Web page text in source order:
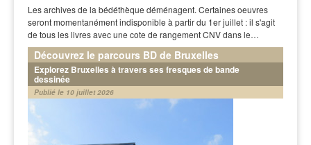
Les archives de la bédéthèque déménagent. Certaines oeuvres
seront momentanément indisponible à partir du 1er juillet : il s'agit
de tous les livres avec une cote de rangement CNV dans le…
Découvrez le parcours BD de Bruxelles
Explorez Bruxelles à travers ses fresques de bande
dessinée
Publié le 10 juillet 2026